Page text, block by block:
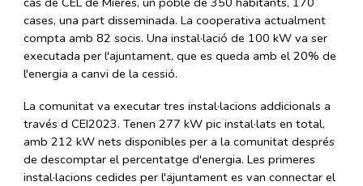
cases, una part disseminada. La cooperativa actualment
compta amb 82 socis. Una instal·lació de 100 kW va ser
executada per l'ajuntament, que es queda amb el 20% de
l'energia a canvi de la cessió.
La comunitat va executar tres instal·lacions addicionals a
través d CEI2023. Tenen 277 kW pic instal·lats en total,
amb 212 kW nets disponibles per a la comunitat després
de descomptar el percentatge d'energia. Les primeres
instal·lacions cedides per l'ajuntament es van connectar el